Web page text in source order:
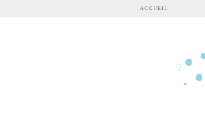
Aller au contenu principal
ACCUEIL